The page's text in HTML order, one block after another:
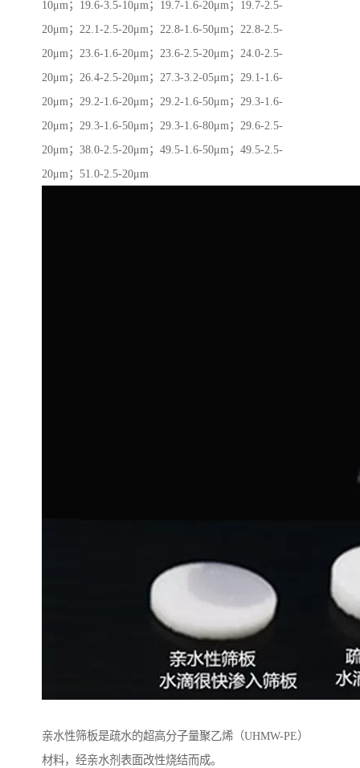
10μm；19.6-3.5-10μm；19.7-1.6-20μm；19.7-2.5-
20μm；22.1-2.5-20μm；22.8-1.6-50μm；22.8-2.5-
20μm；23.6-1.6-20μm；23.6-2.5-20μm；24.0-2.5-
20μm；26.4-2.5-20μm；27.3-3.2-05μm；29.1-1.6-
20μm；29.2-1.6-20μm；29.2-1.6-50μm；29.3-1.6-
20μm；29.3-1.6-50μm；29.3-1.6-80μm；29.6-2.5-
20μm；38.0-2.5-20μm；49.5-1.6-50μm；49.5-2.5-
20μm；51.0-2.5-20μm
亲水性筛板是疏水的超高分子量聚乙烯（UHMW-PE）
材料，经亲水剂表面改性烧结而成。